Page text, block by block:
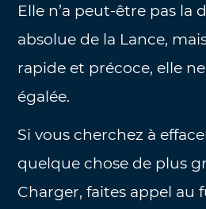
Elle n’a peut-être pas la
absolue de la Lance,
rapide et précoce, elle
égalée.
Si vous cherchez à
quelque chose de plus
Charger, faites appel au